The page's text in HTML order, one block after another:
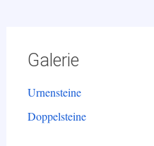
Galerie
Urnensteine
Doppelsteine